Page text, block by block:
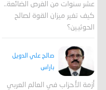
عشر سنوات من الفرص الضائعة..
كيف تغير ميزان القوة لصالح
الحوثيين؟
صالح علي الدويل
باراس
أزمة الأحزاب في العالم العربي